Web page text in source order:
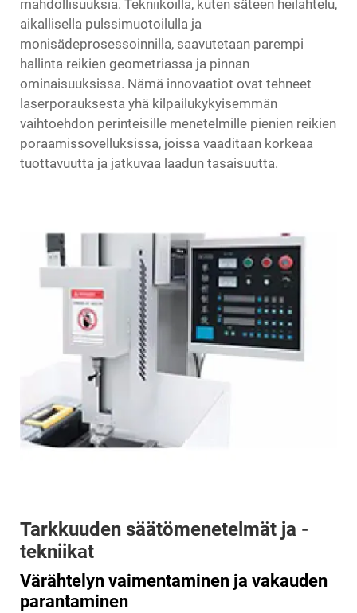
mahdollisuuksia. Tekniikoilla, kuten säteen heilahtelu,
aikallisella pulssimuotoilulla ja
monisädeprosessoinnilla, saavutetaan parempi
hallinta reikien geometriassa ja pinnan
ominaisuuksissa. Nämä innovaatiot ovat tehneet
laserporauksesta yhä kilpailukykyisemmän
vaihtoehdon perinteisille menetelmille pienien reikien
poraamissovelluksissa, joissa vaaditaan korkeaa
tuottavuutta ja jatkuvaa laadun tasaisuutta.
Tarkkuuden säätömenetelmät ja -
tekniikat
Värähtelyn vaimentaminen ja vakauden
parantaminen